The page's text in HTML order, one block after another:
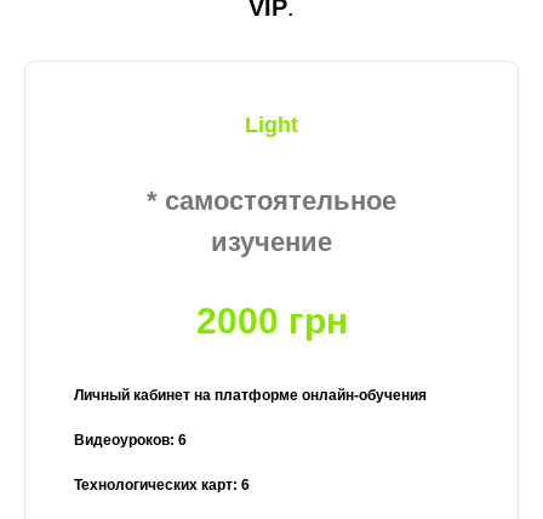
VIP.
Light
* самостоятельное
изучение
2000 грн
Личный кабинет на платформе онлайн-обучения
Видеоуроков: 6
Технологических карт: 6